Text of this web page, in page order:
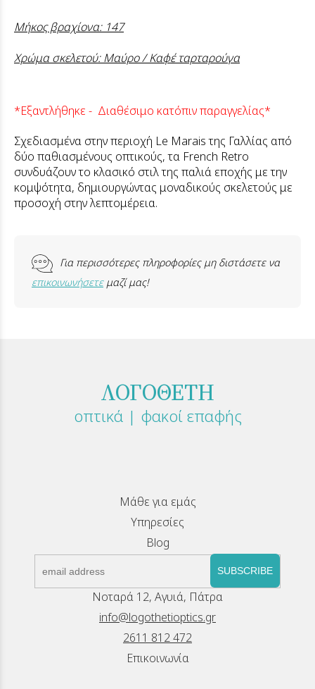
Μήκος βραχίονα: 147
Χρώμα σκελετού: Μαύρο / Καφέ ταρταρούγα
*Εξαντλήθηκε - Διαθέσιμο κατόπιν παραγγελίας*
Σχεδιασμένα στην περιοχή Le Marais της Γαλλίας από
δύο παθιασμένους οπτικούς, τα French Retro
συνδυάζουν το κλασικό στιλ της παλιά εποχής με την
κομψότητα, δημιουργώντας μοναδικούς σκελετούς με
προσοχή στην λεπτομέρεια.
Για περισσότερες πληροφορίες μη διστάσετε να
επικοινωνήσετεμαζί μας!
ΛΟΓΟΘΕΤΗ
οπτικά | φακοί επαφής
Μάθε για εμάς
Υπηρεσίες
Blog
SUBSCRIBE
Νοταρά 12, Αγυιά, Πάτρα
info@logothetioptics.gr
2611 812 472
Επικοινωνία